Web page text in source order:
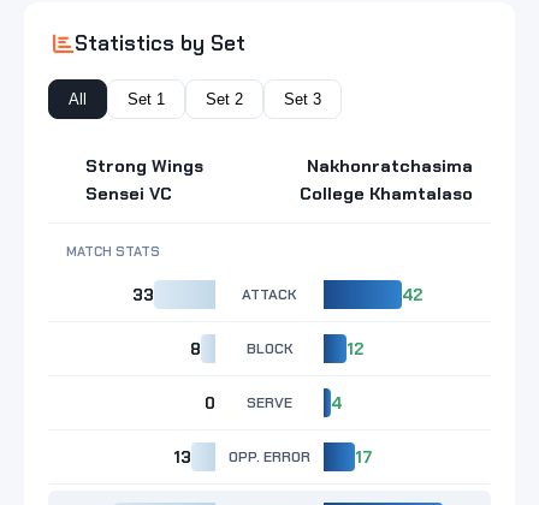
Statistics by Set
All Set 1 Set 2 Set 3
Strong Wings
Sensei VC
Nakhonratchasima
College Khamtalaso
MATCH STATS
33 ATTACK 42
8 BLOCK 12
0 SERVE 4
13 OPP. ERROR 17